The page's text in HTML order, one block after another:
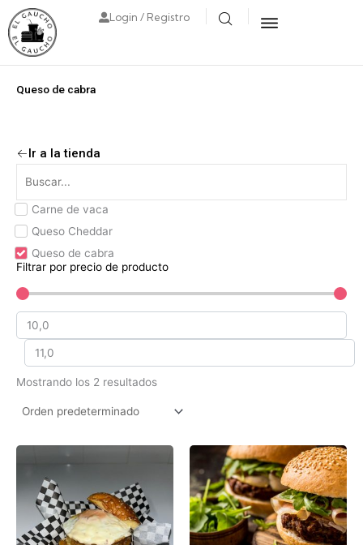
Login / Registro
Queso de cabra
Ir a la tienda
Carne de vaca
Queso Cheddar
Queso de cabra
Filtrar por precio de producto
Mostrando los 2 resultados